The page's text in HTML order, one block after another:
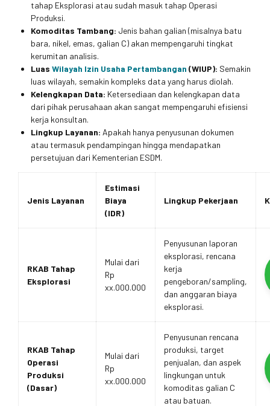
tahap Eksplorasi atau sudah masuk tahap Operasi
Produksi.
Komoditas Tambang: Jenis bahan galian (misalnya batu
bara, nikel, emas, galian C) akan mempengaruhi tingkat
kerumitan analisis.
Luas Wilayah Izin Usaha Pertambangan (WIUP): Semakin
luas wilayah, semakin kompleks data yang harus diolah.
Kelengkapan Data: Ketersediaan dan kelengkapan data
dari pihak perusahaan akan sangat mempengaruhi efisiensi
kerja konsultan.
Lingkup Layanan: Apakah hanya penyusunan dokumen
atau termasuk pendampingan hingga mendapatkan
persetujuan dari Kementerian ESDM.
Jenis Layanan
Estimasi
Biaya
(IDR)
Lingkup Pekerjaan
RKAB Tahap
Eksplorasi
Mulai dari
Rp
xx.000.000
Penyusunan laporan
eksplorasi, rencana
kerja
pengeboran/sampling,
dan anggaran biaya
eksplorasi.
RKAB Tahap
Operasi
Produksi
(Dasar)
Mulai dari
Rp
xx.000.000
Penyusunan rencana
produksi, target
penjualan, dan aspek
lingkungan untuk
komoditas galian C
atau batuan.